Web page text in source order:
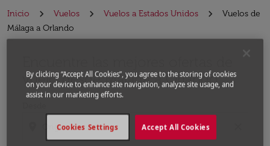
Inicio Vuelos Vuelos a Estados Unidos
Vuelos de
Málaga a Orlando
vuelo desde Málaga a Orlando
By clicking “Accept All Cookies”, you agree to the storing of cookies
on your device to enhance site navigation, analyze site usage, and
assist in our marketing efforts.
Accept All Cookies
Cookies Settings